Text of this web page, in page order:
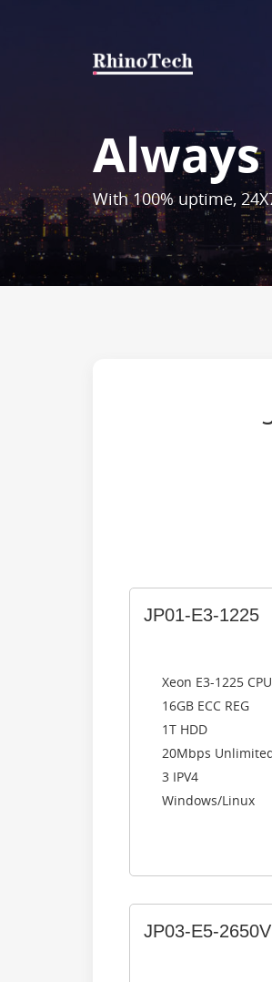
With 100% uptime,
JP01-E3-1225
Xeon E3-1225 CPU
16GB ECC REG
1T HDD
20Mbps
3 IPV4
Windows/Linux
JP03-E5-